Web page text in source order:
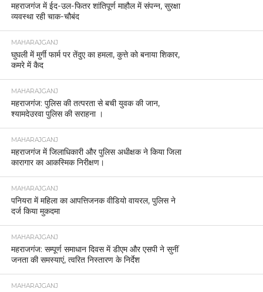
महराजगंज में ईद-उल-फितर शांतिपूर्ण माहौल में संपन्न, सुरक्षा
व्यवस्था रही चाक-चौबंद
MAHARAJGANJ
घुघली में मुर्गी फार्म पर तेंदुए का हमला, कुत्ते को बनाया शिकार,
कमरे में कैद
MAHARAJGANJ
महराजगंज: पुलिस की तत्परता से बची युवक की जान,
श्यामदेउरवा पुलिस की सराहना ।
MAHARAJGANJ
महराजगंज में जिलाधिकारी और पुलिस अधीक्षक ने किया जिला
कारागार का आकस्मिक निरीक्षण।
MAHARAJGANJ
पनियरा में महिला का आपत्तिजनक वीडियो वायरल, पुलिस ने
दर्ज किया मुकदमा
MAHARAJGANJ
महराजगंज: सम्पूर्ण समाधान दिवस में डीएम और एसपी ने सुनीं
जनता की समस्याएं, त्वरित निस्तारण के निर्देश
MAHARAJGANJ